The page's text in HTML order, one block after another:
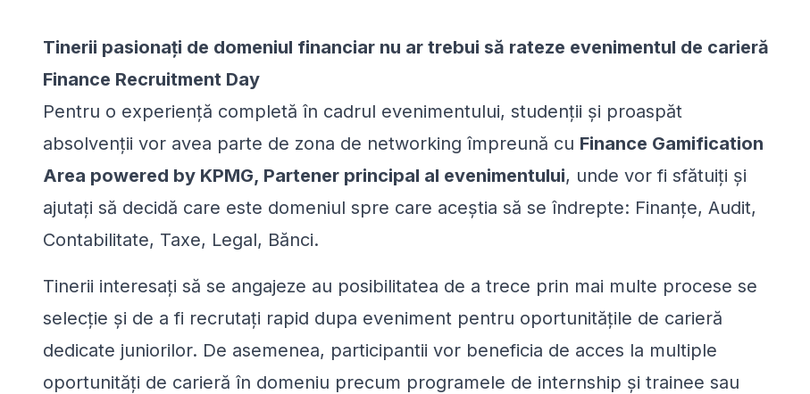
Tinerii pasionați de domeniul financiar nu ar trebui să rateze evenimentul de carieră
Finance Recruitment Day
Pentru o experiență completă în cadrul evenimentului, studenții și proaspăt
absolvenții vor avea parte de zona de networking împreună cu Finance Gamification
Area powered by KPMG, Partener principal al evenimentului, unde vor fi sfătuiți și
ajutați să decidă care este domeniul spre care aceștia să se îndrepte: Finanțe, Audit,
Contabilitate, Taxe, Legal, Bănci.
Tinerii interesați să se angajeze au posibilitatea de a trece prin mai multe procese se
selecție și de a fi recrutați rapid dupa eveniment pentru oportunitățile de carieră
dedicate juniorilor. De asemenea, participantii vor beneficia de acces la multiple
oportunități de carieră în domeniu precum programele de internship și trainee sau